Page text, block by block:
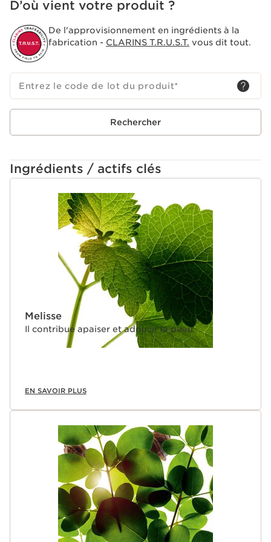
Il contribue à apaiser et adoucir la peau.
Nouvelle texture crémeuse réconfortante qui se
transforme en une belle mousse douce et fine.
D’où vient votre produit ?
De l'approvisionnement en ingrédients à la
fabrication - CLARINS T.R.U.S.T. vous dit tout.
Entrez le code de lot du produit*
Rechercher
Ingrédients / actifs clés
ALLER AU CONTENU
Melisse
Il contribue apaiser et adoucir la peau.
EN SAVOIR PLUS